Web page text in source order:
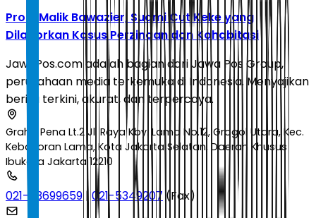
Profil Malik Bawazier, Suami Cut Keke yang
Dilaporkan Kasus Perzinaan dan Kohabitasi
JawaPos.com adalah bagian dari Jawa Pos Group,
perusahaan media terkemuka di Indonesia. Menyajikan
berita terkini, akurat, dan terpercaya.
Graha Pena Lt.2 Jl. Raya Kby. Lama No.12, Grogol Utara, Kec.
Kebayoran Lama, Kota Jakarta Selatan, Daerah Khusus
Ibukota Jakarta 12210
021-53699659 |021-5349207 (Fax)